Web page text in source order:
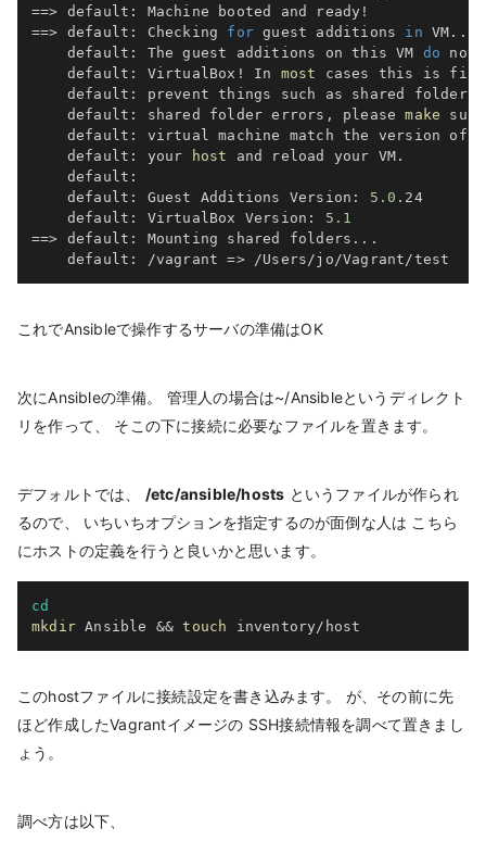
==> default: Machine booted and ready !
==> default: Checking for guest additions in VM ..
    default: The guest additions on this VM
do not
    default: VirtualBox
! In most cases this is
default: prevent things such as shared folders
    default: shared folder errors, please
make
default: virtual machine match the version of
    default: your
host and reload your VM.
    default:
    default: Guest Additions Version:
5.0 .24
    default: VirtualBox Version:
5.1
==> default: Mounting shared folders .. .
    default: /vagrant
=>
これでAnsibleで操作するサーバの準備はOK
次にAnsibleの準備。 管理人の場合は~/Ansibleというディレクト
リを作って、 そこの下に接続に必要なファイルを置きます。
デフォルトでは、 /etc/ansible/hosts というファイルが作られ
るので、 いちいちオプションを指定するのが面倒な人は こちら
にホストの定義を行うと良いかと思います。
cd
mkdir Ansible && touch
このhostファイルに接続設定を書き込みます。 が、その前に先
ほど作成したVagrantイメージの SSH接続情報を調べて置きまし
ょう。
調べ方は以下、